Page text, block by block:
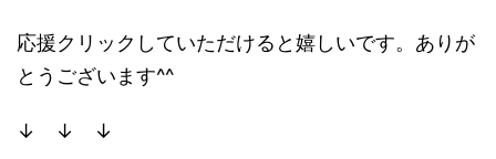
応援クリックしていただけると嬉しいです。ありが
とうございます^^
↓ ↓ ↓